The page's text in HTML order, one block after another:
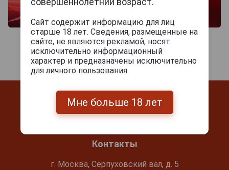
Контакты
г. Москва, Серпуховский вал, д. 5
Сайт содержит информацию для лиц
старше 18 лет. Сведения, размещенные на
сайте, не являются рекламой, носят
исключительно информационный
характер и предназначены исключительно
для личного пользования.
Мне больше 18 лет